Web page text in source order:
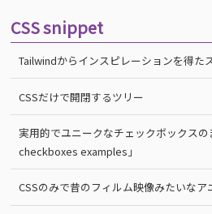
CSS snippet
Tailwindからインスピレーションを得た
CSSだけで開閉するツリー
実用的でユニークなチェックボックス
checkboxes examples」
CSSのみで昔のフィルム映像みたいなア